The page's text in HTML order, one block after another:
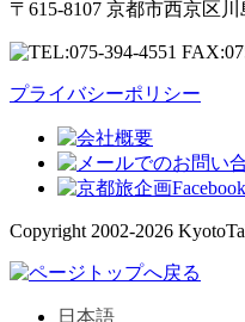
〒615-8107 京都市西京区
プライバシーポリシー
Copyright 2002-2026
日本語